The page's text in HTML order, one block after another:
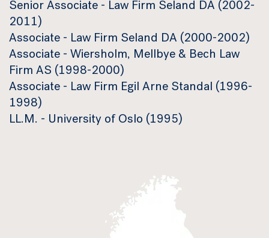
Senior Associate - Law Firm Seland DA (2002-
2011)
Associate - Law Firm Seland DA (2000-2002)
Associate - Wiersholm, Mellbye & Bech Law
Firm AS (1998-2000)
Associate - Law Firm Egil Arne Standal (1996-
1998)
LL.M. - University of Oslo (1995)